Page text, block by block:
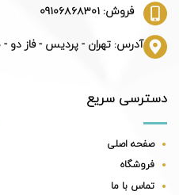
فروش: 09106868301
آدرس: تهران - پردیس - فاز دو -
دسترسی سریع
صفحه اصلی
فروشگاه
تماس با ما